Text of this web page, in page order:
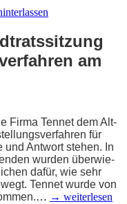
am
Fir­ma Ten­net dem Alt­
für
Ant­wort ste­hen. In
wur­den über­wie­
dafür, wie sehr
Ten­net wur­de von
… → wei­ter­le­sen